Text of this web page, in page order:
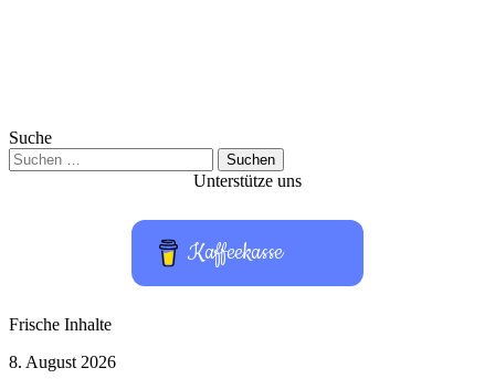
Suche
Suchen
nach:
Unterstütze uns
Kaffeekasse
Frische Inhalte
Jurassic
8. August 2026